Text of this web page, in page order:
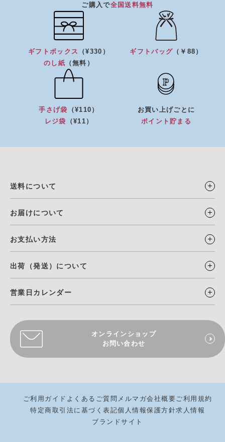
ご購入で全国送料無料
ギフトボックス
（¥330）
のし紙 （無料）
ギフトバッグ （￥88）
手さげ袋
（¥110）
レジ袋
（¥11）
お買い上げごとに
ポイント貯まる
送料について
お届けについて
お支払い方法
出荷（発送）について
営業日カレンダー
オンラインショップ
お問い合わせ
ご利用ガイド よくあるご質問 メルマガ会社概要 ご利用規約
特定商取引法に基づく表記個人情報保護方針求人情報
ブランドサイト